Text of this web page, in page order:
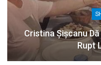
Cristina Șișcanu
Rupt